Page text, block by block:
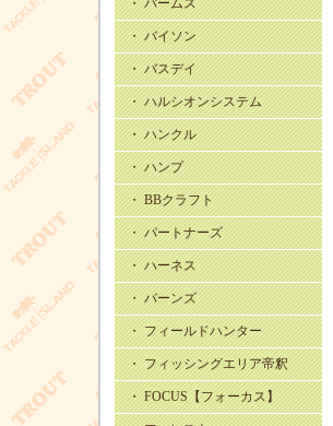
・ パームス
・ バイソン
・ バスデイ
・ ハルシオンシステム
・ ハンクル
・ ハンプ
・ BBクラフト
・ パートナーズ
・ ハーネス
・ バーンズ
・ フィールドハンター
・ フィッシングエリア帝釈
・ FOCUS【フォーカス】